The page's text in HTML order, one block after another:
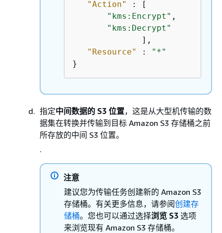
"Action"
: [
"kms:Encrypt" ,
"kms:Decrypt"
              ],
"Resource"
:
"*"
}
指定中间数据的 S3 位置，这是从大型机传输的数
据集在转换并传输到目标 Amazon S3 存储桶之前
所存放的中间 S3 位置。
.
注意
建议您为传输任务创建新的 Amazon S3
存储桶。有关更多信息，请参阅创建存
储桶。您也可以通过选择浏览 S3 选项
来浏览现有 Amazon S3 存储桶。